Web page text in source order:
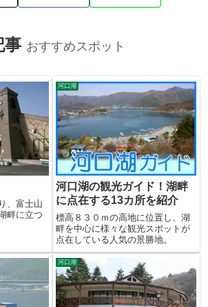
事 おすすめスポット
、富士山
畔に立つ
河口湖
河口湖の観光ガイド！湖畔
に点在する13カ所を紹介
標高８３０ｍの高地に位置し、湖
畔を中心に様々な観光スポットが
点在している人気の景勝地。
河口湖